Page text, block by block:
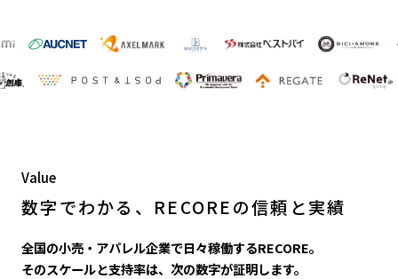
Value
数字でわかる、RECOREの信頼と実績
全国の小売・アパレル企業で日々稼働するRECORE。
そのスケールと支持率は、次の数字が証明します。